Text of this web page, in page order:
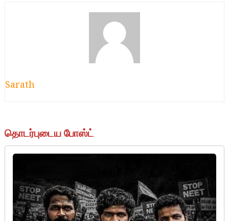
Sarath
தொடர்புடைய போஸ்ட்